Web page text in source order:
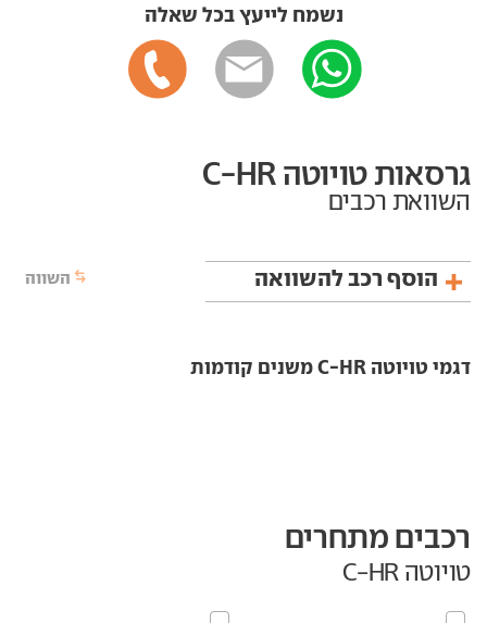
נשמח לייעץ בכל שאלה
גרסאות טויוטה C-HR
השוואת רכבים
הוסף רכב להשוואה השווה
דגמי טויוטה C-HR משנים קודמות
רכבים מתחרים
טויוטה C-HR